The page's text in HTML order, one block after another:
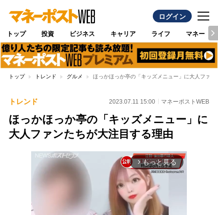
ログイン
トップ 投資 ビジネス キャリア ライフ マネー
トップ トレンド グルメ ほっかほっか亭の「キッズメニュー」に大人ファ
トレンド 2023.07.11 15:00 マネーポストWEB
ほっかほっか亭の「キッズメニュー」に
大人ファンたちが大注目する理由
arrow_forward_ios もっと見る